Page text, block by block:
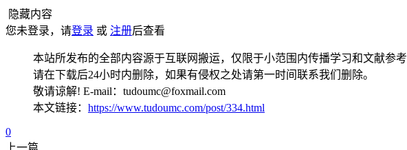
隐藏内容
您未登录，请登录 或 注册后查看
本站所发布的全部内容源于互联网搬运，仅限于小范围内传播学习和文献参考
请在下载后24小时内删除，如果有侵权之处请第一时间联系我们删除。
敬请谅解! E-mail：tudoumc@foxmail.com
本文链接： https://www.tudoumc.com/post/334.html
0
上一篇